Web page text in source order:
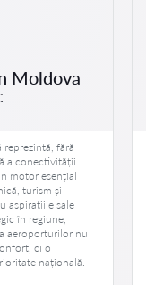
Moldova
fără
a conectivității
motor esențial
turism și
aspirațiile sale
în regiune,
aeroporturilor nu
ci o
națională.